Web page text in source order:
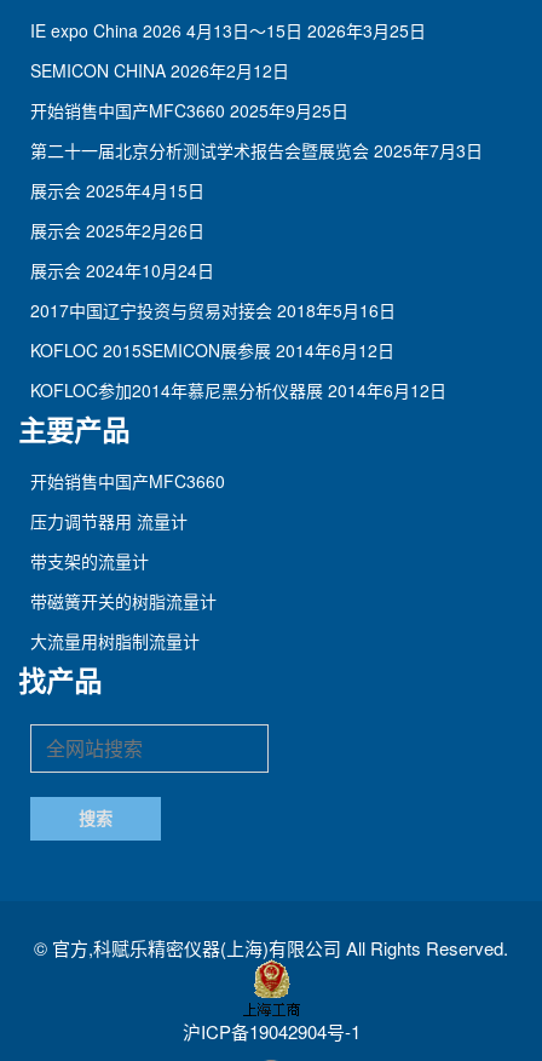
IE expo China 2026 4月13日～15日 2026年3月25日
SEMICON CHINA 2026年2月12日
开始销售中国产MFC3660 2025年9月25日
第二十一届北京分析测试学术报告会暨展览会 2025年7月3日
展示会 2025年4月15日
展示会 2025年2月26日
展示会 2024年10月24日
2017中国辽宁投资与贸易对接会 2018年5月16日
KOFLOC 2015SEMICON展参展 2014年6月12日
KOFLOC参加2014年慕尼黑分析仪器展 2014年6月12日
主要产品
开始销售中国产MFC3660
压力调节器用 流量计
带支架的流量计
带磁簧开关的树脂流量计
大流量用树脂制流量计
找产品
© 官方,科赋乐精密仪器(上海)有限公司 All Rights Reserved.
沪ICP备19042904号-1